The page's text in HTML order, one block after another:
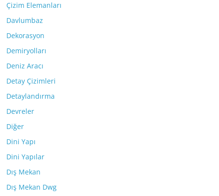
Çizim Elemanları
Davlumbaz
Dekorasyon
Demiryolları
Deniz Aracı
Detay Çizimleri
Detaylandırma
Devreler
Diğer
Dini Yapı
Dini Yapılar
Dış Mekan
Dış Mekan Dwg